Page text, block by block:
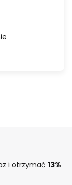
i otrzymać 13%